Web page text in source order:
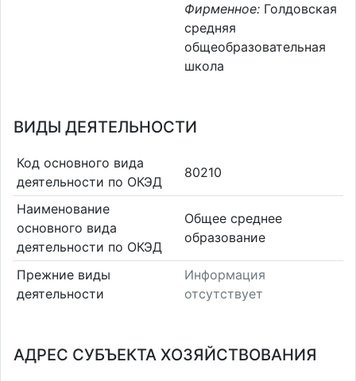
Фирменное: Голдовская
средняя
общеобразовательная
школа
ВИДЫ ДЕЯТЕЛЬНОСТИ
Код основного вида
деятельности по ОКЭД
80210
Наименование
основного вида
деятельности по ОКЭД
Общее среднее
образование
Прежние виды
деятельности
Информация
отсутствует
АДРЕС СУБЪЕКТА ХОЗЯЙСТВОВАНИЯ